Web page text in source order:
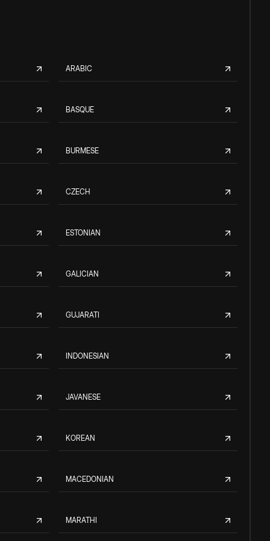
ARABIC
BASQUE
BURMESE
CZECH
ESTONIAN
GALICIAN
GUJARATI
INDONESIAN
JAVANESE
KOREAN
MACEDONIAN
MARATHI